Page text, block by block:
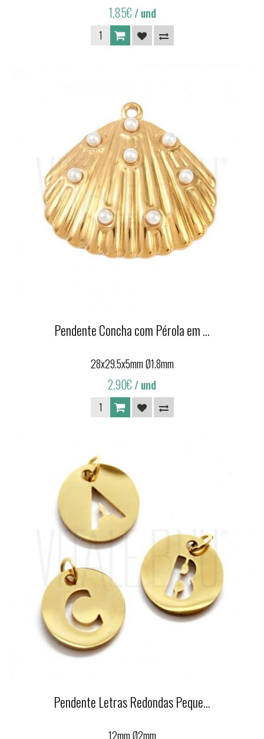
1,85€/ und
Pendente Concha com Pérola em ...
28x29.5x5mm Ø1.8mm
2,90€/ und
Pendente Letras Redondas Peque...
12mm Ø2mm